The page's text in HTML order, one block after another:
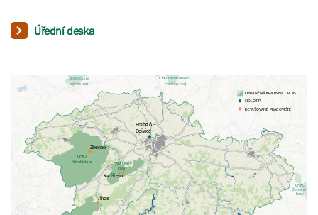
Úřední deska